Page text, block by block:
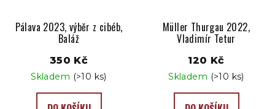
Pálava 2023, výběr z cibéb,
Baláž
350 Kč
Skladem (>10 ks)
Müller Thurgau 2022,
Vladimír Tetur
120 Kč
Skladem (>10 ks)